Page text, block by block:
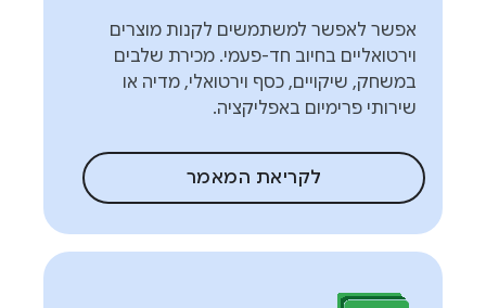
אפשר לאפשר למשתמשים לקנות מוצרים
וירטואליים בחיוב חד-פעמי. מכירת שלבים
במשחק, שיקויים, כסף וירטואלי, מדיה או
שירותי פרימיום באפליקציה.
לקריאת המאמר